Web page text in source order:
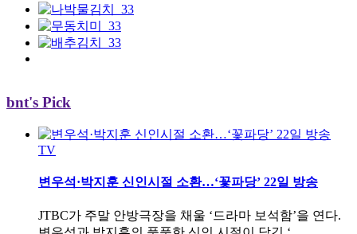
bnt's Pick
TV
변우석·박지훈 신인시절 소환…‘꽃파당’ 22일 방송
JTBC가 주말 안방극장을 채울 ‘드라마 보석함’을 연다.